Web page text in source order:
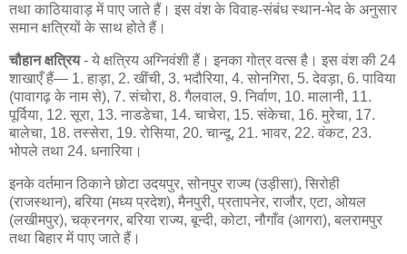
तथा काठियावाड़ में पाए जाते हैं। इस वंश के विवाह-संबंध स्थान-भेद के अनुसार
समान क्षत्रियों के साथ होते हैं।
चौहान क्षत्रिय- ये क्षत्रिय अग्निवंशी हैं। इनका गोत्र वत्स है। इस वंश की 24
शाखाएँ हैं— 1. हाड़ा, 2. खींची, 3. भदौरिया, 4. सोनगिरा, 5. देवड़ा, 6. पाविया
(पावागढ़ के नाम से), 7. संचोरा, 8. गैलवाल, 9. निर्वाण, 10. मालानी, 11.
पूर्विया, 12. सूरा, 13. नाडडेचा, 14. चाचेरा, 15. संकेचा, 16. मुरेचा, 17.
बालेचा, 18. तस्सेरा, 19. रोसिया, 20. चान्दू, 21. भावर, 22. वंकट, 23.
भोपले तथा 24. धनारिया।
इनके वर्तमान ठिकाने छोटा उदयपुर, सोनपुर राज्य (उड़ीसा), सिरोही
(राजस्थान), बरिया (मध्य प्रदेश), मैनपुरी, प्रतापनेर, राजौर, एटा, ओयल
(लखीमपुर), चक्रनगर, बरिया राज्य, बून्दी, कोटा, नौगाँव (आगरा), बलरामपुर
तथा बिहार में पाए जाते हैं।